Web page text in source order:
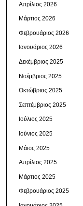
Απρίλιος 2026
Μάρτιος 2026
Φεβρουάριος 2026
Ιανουάριος 2026
Δεκέμβριος 2025
Νοέμβριος 2025
Οκτώβριος 2025
Σεπτέμβριος 2025
Ιούλιος 2025
Ιούνιος 2025
Μάιος 2025
Απρίλιος 2025
Μάρτιος 2025
Φεβρουάριος 2025